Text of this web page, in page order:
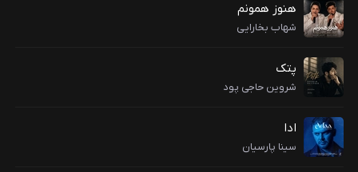
هنوز همونم
شهاب بخارایی
پتک
شروین حاجی پود
ادا
سینا پارسیان